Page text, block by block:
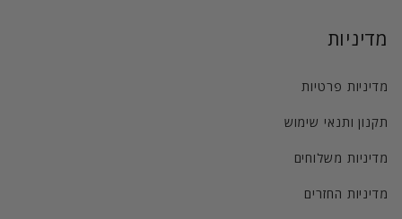
מדיניות
מדיניות פרטיות
תקנון ותנאי שימוש
מדיניות משלוחים
מדיניות החזרים